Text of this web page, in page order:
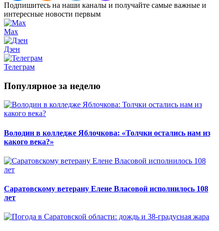
Подпишитесь на наши каналы и получайте самые важные и
интересные новости первым
Max
Дзен
Телеграм
Популярное за неделю
Володин в колледже Яблочкова: «Толчки остались нам из
какого века?»
Саратовскому ветерану Елене Власовой исполнилось 108
лет